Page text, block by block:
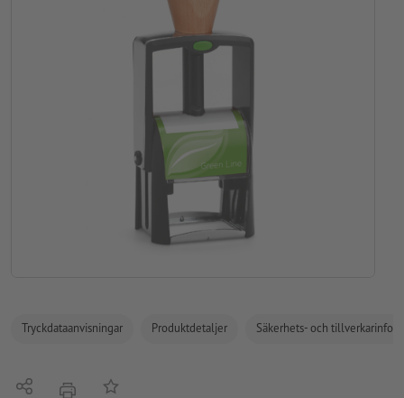
Tryckdataanvisningar Produktdetaljer Säkerhets- och
Dela erbjudandePå anteckningslistan